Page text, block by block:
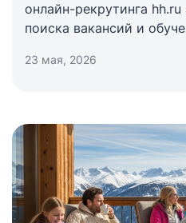
онлайн-рекрутинга hh.ru
поиска вакансий и
образовательные
23 мая, 2026